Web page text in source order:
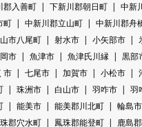
郡入善町 下新川郡朝日町
中新
町
中新川郡立山町 中新川郡舟
市八尾町 射水市 小矢部市
市 魚津市 魚津氏川縁
黒部
市 七尾市 加賀市 小松市
珠洲市 白山市 羽咋市
羽
能美市 能美郡川北町 輪島市
郡穴水町 鳳珠郡能登町
鹿島